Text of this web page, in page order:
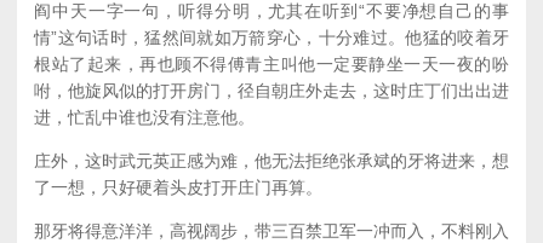
阎中天一字一句，听得分明，尤其在听到“不要净想自己的事
情”这句话时，猛然间就如万箭穿心，十分难过。他猛的咬着牙
根站了起来，再也顾不得傅青主叫他一定要静坐一天一夜的吩
咐，他旋风似的打开房门，径自朝庄外走去，这时庄丁们出出进
进，忙乱中谁也没有注意他。
庄外，这时武元英正感为难，他无法拒绝张承斌的牙将进来，想
了一想，只好硬着头皮打开庄门再算。
那牙将得意洋洋，高视阔步，带三百禁卫军一冲而入，不料刚入